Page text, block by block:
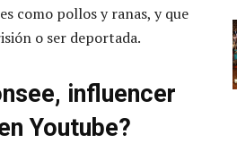
como pollos y ranas, y que
o ser deportada.
influencer
Youtube?